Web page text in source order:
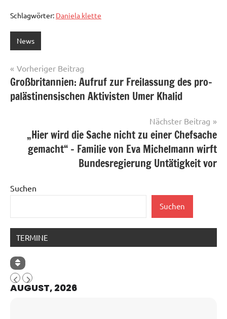
Schlagwörter: Daniela klette
News
Beitragsnavigation
Vorheriger Beitrag
Großbritannien: Aufruf zur Freilassung des pro-
palästinensischen Aktivisten Umer Khalid
Nächster Beitrag
„Hier wird die Sache nicht zu einer Chefsache
gemacht“ – Familie von Eva Michelmann wirft
Bundesregierung Untätigkeit vor
Suchen
Suchen
TERMINE
AUGUST, 2026